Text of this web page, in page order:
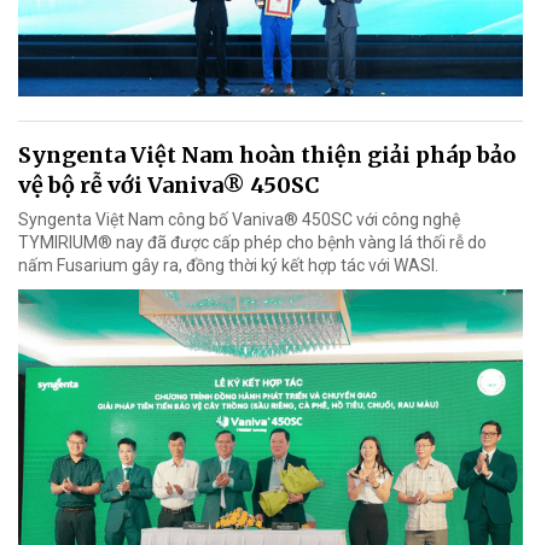
Syngenta Việt Nam hoàn thiện giải pháp bảo
vệ bộ rễ với Vaniva® 450SC
Syngenta Việt Nam công bố Vaniva® 450SC với công nghệ
TYMIRIUM® nay đã được cấp phép cho bệnh vàng lá thối rễ do
nấm Fusarium gây ra, đồng thời ký kết hợp tác với WASI.